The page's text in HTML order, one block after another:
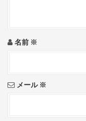
o名前 ※
メール ※